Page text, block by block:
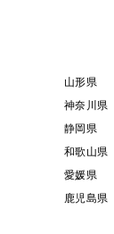
山形県
神奈川県
静岡県
和歌山県
愛媛県
鹿児島県